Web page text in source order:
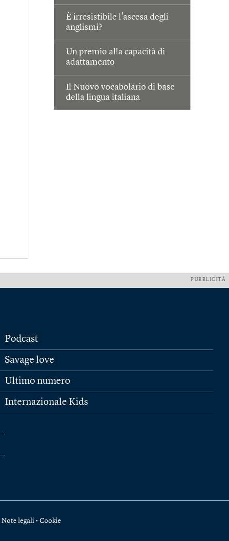
È irresistibile l’ascesa degli
anglismi?
Un premio alla capacità di
adattamento
Il Nuovo vocabolario di base
della lingua italiana
PUBBLICITÀ
Podcast
Savage love
Ultimo numero
Internazionale Kids
Note legali • Cookie